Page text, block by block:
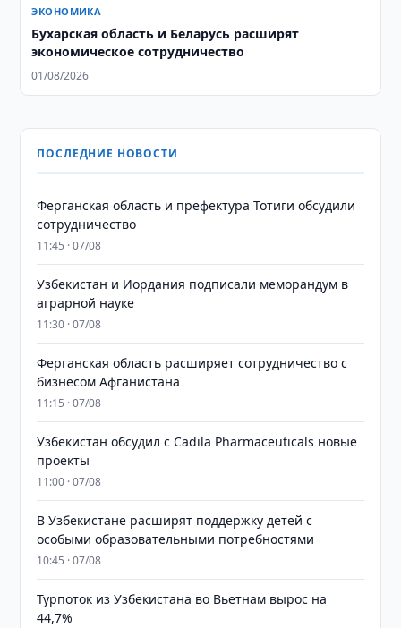
ЭКОНОМИКА
Бухарская область и Беларусь расширят
экономическое сотрудничество
01/08/2026
ПОСЛЕДНИЕ НОВОСТИ
Ферганская область и префектура Тотиги обсудили
сотрудничество
11:45 · 07/08
Узбекистан и Иордания подписали меморандум в
аграрной науке
11:30 · 07/08
Ферганская область расширяет сотрудничество с
бизнесом Афганистана
11:15 · 07/08
Узбекистан обсудил с Cadila Pharmaceuticals новые
проекты
11:00 · 07/08
В Узбекистане расширят поддержку детей с
особыми образовательными потребностями
10:45 · 07/08
Турпоток из Узбекистана во Вьетнам вырос на
44,7%